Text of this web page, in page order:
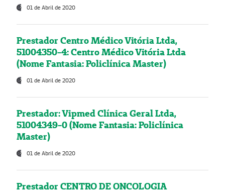
01 de Abril de 2020
Prestador Centro Médico Vitória Ltda,
51004350-4: Centro Médico Vitória Ltda
(Nome Fantasia: Policlínica Master)
01 de Abril de 2020
Prestador: Vipmed Clínica Geral Ltda,
51004349-0 (Nome Fantasia: Policlínica
Master)
01 de Abril de 2020
Prestador CENTRO DE ONCOLOGIA